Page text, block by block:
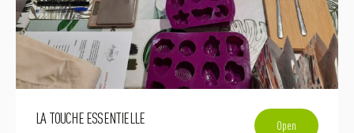
LA TOUCHE ESSENTIELLE Open